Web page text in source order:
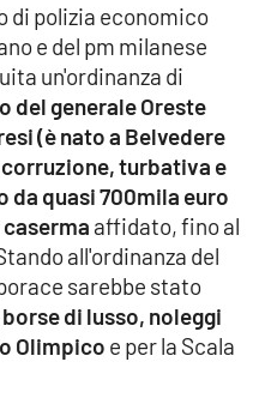
di polizia economico
e del pm milanese
un'ordinanza di
del generale Oreste
(è nato a Belvedere
corruzione, turbativa e
da quasi 700mila euro
affidato, fino al
all'ordinanza del
sarebbe stato
di lusso, noleggi
Olimpico e per la Scala